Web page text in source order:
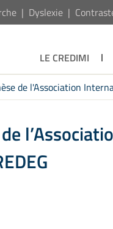
Dyslexie
LE CREDIMI
de l'Association